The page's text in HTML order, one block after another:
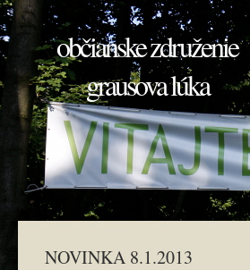
občianske združenie
grausova lúka
NOVINKA 8.1.2013